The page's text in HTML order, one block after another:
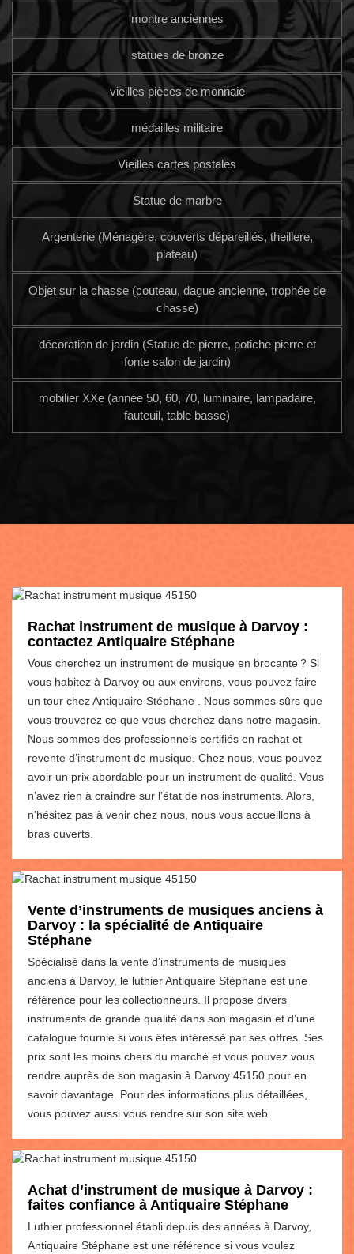
montre anciennes
statues de bronze
vieilles pièces de monnaie
médailles militaire
Vieilles cartes postales
Statue de marbre
Argenterie (Ménagère, couverts dépareillés, theillere,
plateau)
Objet sur la chasse (couteau, dague ancienne, trophée de
chasse)
décoration de jardin (Statue de pierre, potiche pierre et
fonte salon de jardin)
mobilier XXe (année 50, 60, 70, luminaire, lampadaire,
fauteuil, table basse)
Rachat instrument de musique à Darvoy :
contactez Antiquaire Stéphane
Vous cherchez un instrument de musique en brocante ? Si
vous habitez à Darvoy ou aux environs, vous pouvez faire
un tour chez Antiquaire Stéphane . Nous sommes sûrs que
vous trouverez ce que vous cherchez dans notre magasin.
Nous sommes des professionnels certifiés en rachat et
revente d’instrument de musique. Chez nous, vous pouvez
avoir un prix abordable pour un instrument de qualité. Vous
n’avez rien à craindre sur l’état de nos instruments. Alors,
n’hésitez pas à venir chez nous, nous vous accueillons à
bras ouverts.
Vente d’instruments de musiques anciens à
Darvoy : la spécialité de Antiquaire
Stéphane
Spécialisé dans la vente d’instruments de musiques
anciens à Darvoy, le luthier Antiquaire Stéphane est une
référence pour les collectionneurs. Il propose divers
instruments de grande qualité dans son magasin et d’une
catalogue fournie si vous êtes intéressé par ses offres. Ses
prix sont les moins chers du marché et vous pouvez vous
rendre auprès de son magasin à Darvoy 45150 pour en
savoir davantage. Pour des informations plus détaillées,
vous pouvez aussi vous rendre sur son site web.
Achat d’instrument de musique à Darvoy :
faites confiance à Antiquaire Stéphane
Luthier professionnel établi depuis des années à Darvoy,
Antiquaire Stéphane est une référence si vous voulez